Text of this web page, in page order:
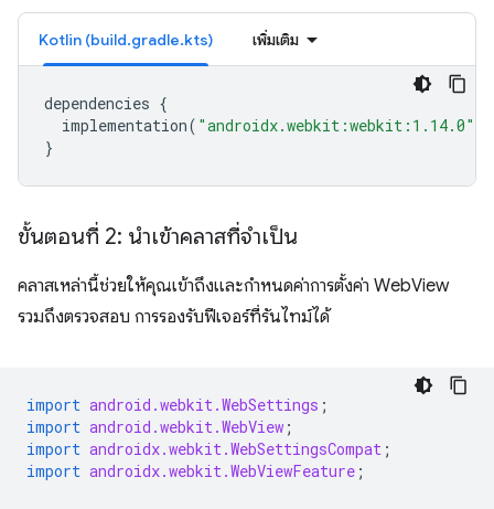
Kotlin (build.gradle.kts) เพิ่มเติม
dependencies {
implementation( "androidx.webkit:webkit:1.14.0"
}
ขั้นตอนที่ 2: นำเข้าคลาสที่จำเป็น
คลาสเหล่านี้ช่วยให้คุณเข้าถึงและกำหนดค่าการตั้งค่า WebView
รวมถึงตรวจสอบ การรองรับฟีเจอร์ที่รันไทม์ได้
import android.webkit.WebSettings ;
import android.webkit.WebView ;
import androidx.webkit.WebSettingsCompat ;
import androidx.webkit.WebViewFeature ;